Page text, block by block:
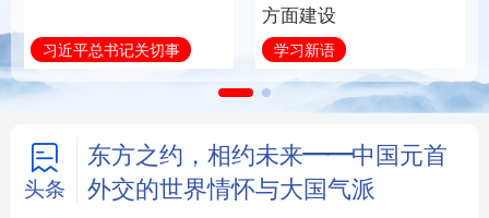
信息化 数字经济
学术中国 乡村振兴 银龄 溯源中国
城市 旅游 能源
习近平总书记关切事
方面建设
学习新语
头条
东方之约，相约未来——中国元首
外交的世界情怀与大国气派